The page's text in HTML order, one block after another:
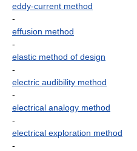
eddy-current method
-
effusion method
-
elastic method of design
-
electric audibility method
-
electrical analogy method
-
electrical exploration method
-